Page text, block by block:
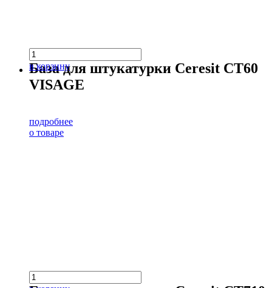
в корзину
База для штукатурки Ceresit CT60
VISAGE
подробнее
о товаре